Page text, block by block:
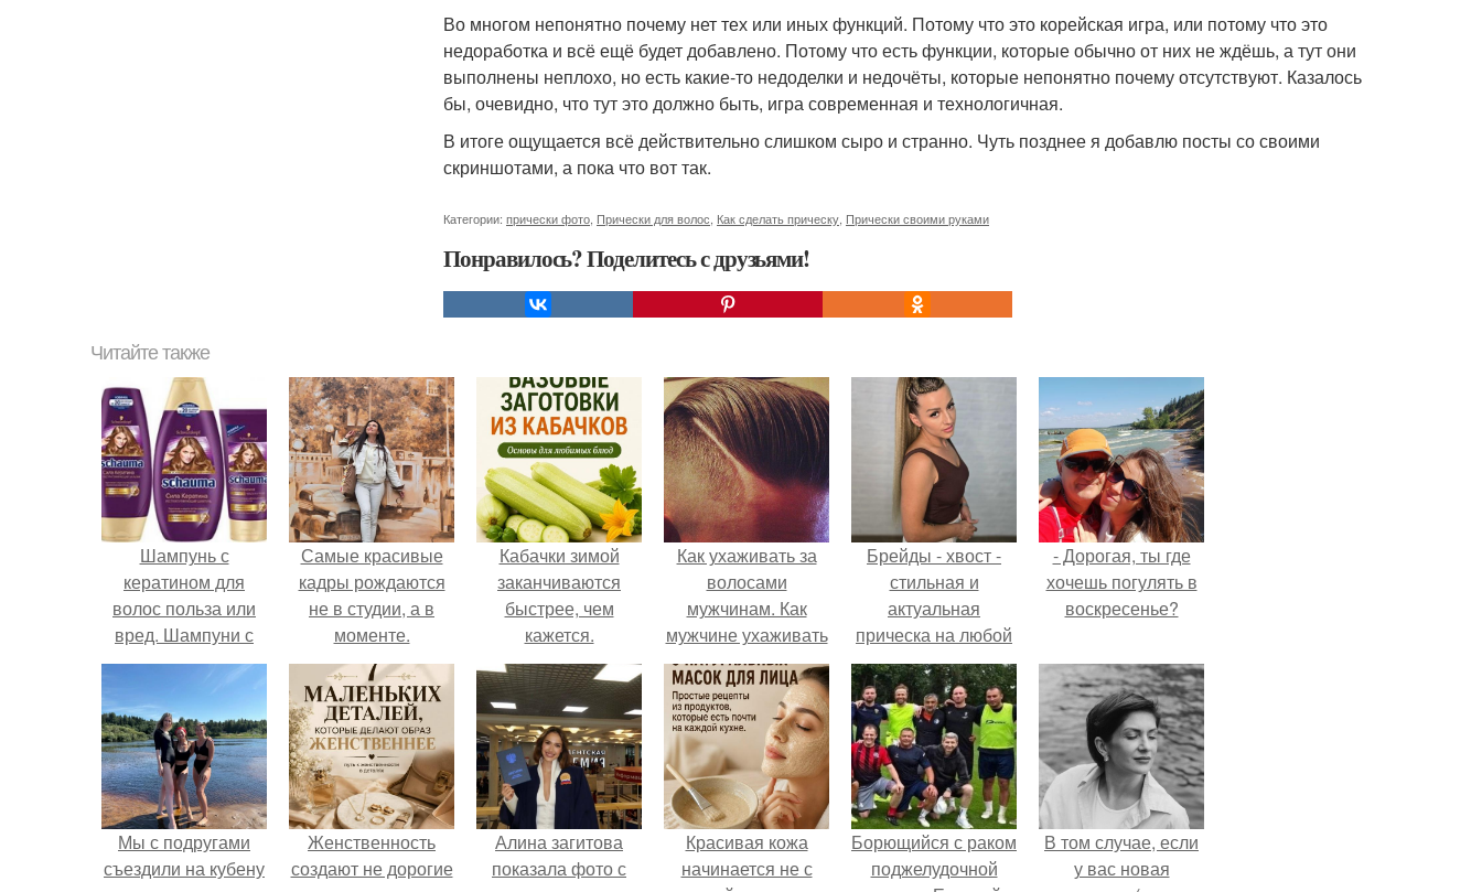
Во многом непонятно почему нет тех или иных функций. Потому что это корейская игра, или потому что это
недоработка и всё ещё будет добавлено. Потому что есть функции, которые обычно от них не ждёшь, а тут они
выполнены неплохо, но есть какие-то недоделки и недочёты, которые непонятно почему отсутствуют. Казалось
бы, очевидно, что тут это должно быть, игра современная и технологичная.
В итоге ощущается всё действительно слишком сыро и странно. Чуть позднее я добавлю посты со своими
скриншотами, а пока что вот так.
Категории: прически фото Прически для волос Как сделать прическу Прически своими руками
Понравилось? Поделитесь с друзьями!
Читайте также
Шампунь с
кератином для
волос польза или
вред. Шампуни с
кератином
Самые красивые
кадры рождаются
не в студии, а в
моменте.
Кабачки зимой
заканчиваются
быстрее, чем
кажется.
Как ухаживать за
волосами
мужчинам. Как
мужчине ухаживать
за волосами
Брейды - хвост -
стильная и
актуальная
прическа на любой
случай.
- Дорогая, ты где
хочешь погулять в
воскресенье?
Мы с подругами
съездили на кубену
Женственность
создают не дорогие
Алина загитова
показала фото с
Красивая кожа
начинается не с
Борющийся с раком
поджелудочной
В том случае, если
у вас новая